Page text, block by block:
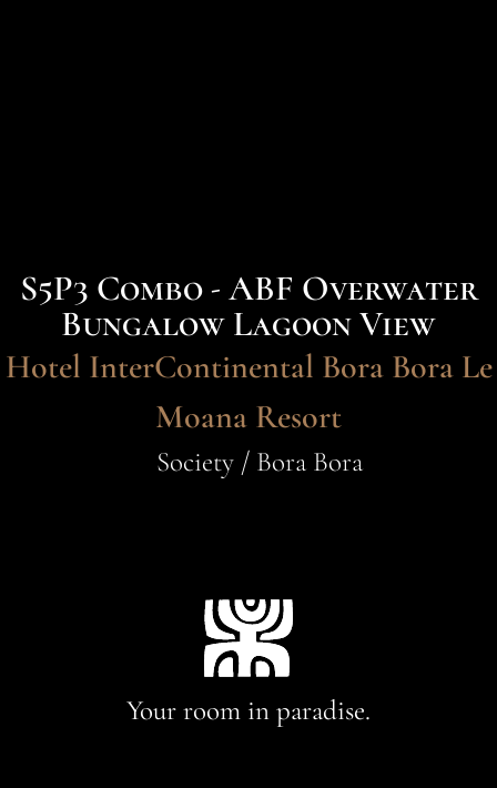
S5P3 Combo - ABF Overwater
Bungalow Lagoon View
Hotel InterContinental Bora Bora Le
Moana Resort
Society / Bora Bora
Your room in paradise.